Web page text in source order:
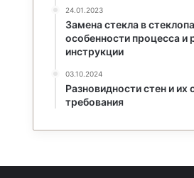
24.01.2023
Замена стекла в
особенности процесса и
инструкции
03.10.2024
Разновидности стен и их
требования